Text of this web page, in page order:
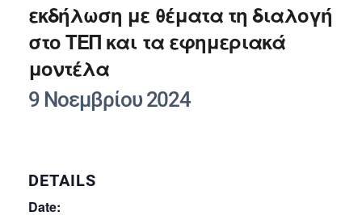
εκδήλωση με θέματα τη διαλογή
στο ΤΕΠ και τα εφημεριακά
μοντέλα
9 Νοεμβρίου 2024
DETAILS
Date: